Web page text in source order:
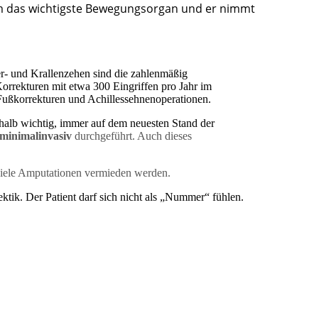
das wichtigste Bewegungsorgan und er nimmt
und Krallenzehen sind die zahlenmäßig
mit etwa 300 Eingriffen pro Jahr im
und Achillessehnenoperationen.
wichtig, immer auf dem neuesten Stand der
minimalinvasiv durchgeführt. Auch dieses
Amputationen vermieden werden.
Der Patient darf sich nicht als „Nummer“ fühlen.